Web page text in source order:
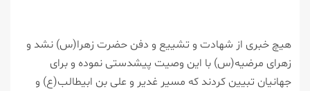
هیچ خبری از شهادت و تشییع و دفن حضرت زهرا(س) نشد و
زهرای مرضیه(س) با این وصیت پیشدستی نموده و برای
جهانیان تبیین كردند كه مسیر غدیر و علی بن ابیطالب(ع) و